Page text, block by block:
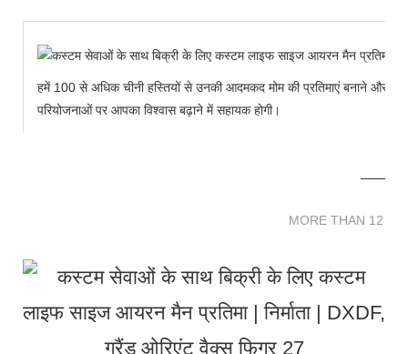
हमें 100 से अधिक चीनी हस्तियों से उनकी आदमकद मोम की प्रतिमाएं बनाने और
परियोजनाओं पर आपका विश्वास बढ़ाने में सहायक होगी।
MORE THAN 12